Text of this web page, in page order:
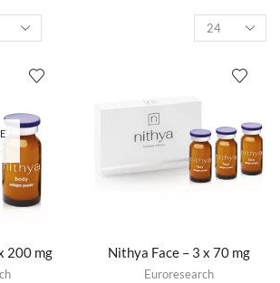
200 mg Nithya Face – 3 x 70 mg
Euroresearch